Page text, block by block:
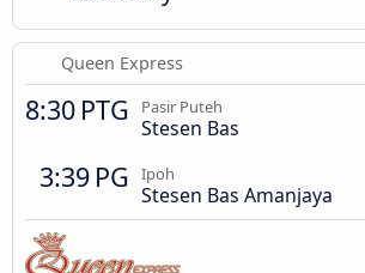
Queen Express
8:30 PTG Pasir Puteh
Stesen Bas
3:39 PG Ipoh
Stesen Bas Amanjaya